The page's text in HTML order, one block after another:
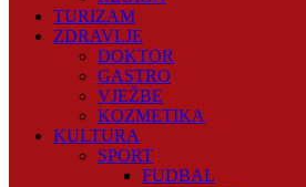
TURIZAM
ZDRAVLJE
DOKTOR
GASTRO
VJEŽBE
KOZMETIKA
KULTURA
SPORT
FUDBAL